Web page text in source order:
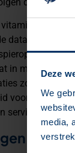
Deze
We
media,
dataset.
in meer dan
zo
voorspellen
service.
één